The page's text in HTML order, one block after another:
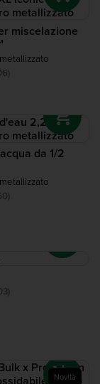
miscelazione
da 1/2
Novità